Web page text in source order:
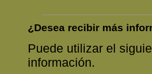
¿Desea recibir más
Puede utilizar el
información.